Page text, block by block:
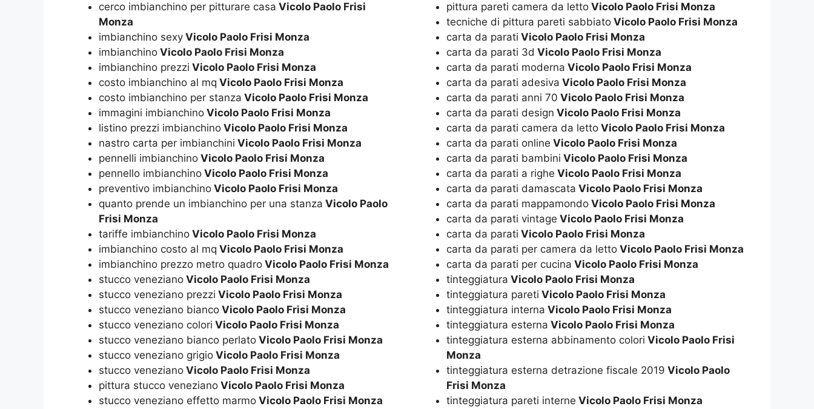
cerco imbianchino per pitturare casa Vicolo Paolo Frisi
Monza
imbianchino sexy Vicolo Paolo Frisi Monza
imbianchino Vicolo Paolo Frisi Monza
imbianchino prezzi Vicolo Paolo Frisi Monza
costo imbianchino al mq Vicolo Paolo Frisi Monza
costo imbianchino per stanza Vicolo Paolo Frisi Monza
immagini imbianchino Vicolo Paolo Frisi Monza
listino prezzi imbianchino Vicolo Paolo Frisi Monza
nastro carta per imbianchini Vicolo Paolo Frisi Monza
pennelli imbianchino Vicolo Paolo Frisi Monza
pennello imbianchino Vicolo Paolo Frisi Monza
preventivo imbianchino Vicolo Paolo Frisi Monza
quanto prende un imbianchino per una stanza Vicolo Paolo
Frisi Monza
tariffe imbianchino Vicolo Paolo Frisi Monza
imbianchino costo al mq Vicolo Paolo Frisi Monza
imbianchino prezzo metro quadro Vicolo Paolo Frisi Monza
stucco veneziano Vicolo Paolo Frisi Monza
stucco veneziano prezzi Vicolo Paolo Frisi Monza
stucco veneziano bianco Vicolo Paolo Frisi Monza
stucco veneziano colori Vicolo Paolo Frisi Monza
stucco veneziano bianco perlato Vicolo Paolo Frisi Monza
stucco veneziano grigio Vicolo Paolo Frisi Monza
stucco veneziano Vicolo Paolo Frisi Monza
pittura stucco veneziano Vicolo Paolo Frisi Monza
stucco veneziano effetto marmo Vicolo Paolo Frisi Monza
pittura pareti camera da letto Vicolo Paolo Frisi Monza
tecniche di pittura pareti sabbiato Vicolo Paolo Frisi Monza
carta da parati Vicolo Paolo Frisi Monza
carta da parati 3d Vicolo Paolo Frisi Monza
carta da parati moderna Vicolo Paolo Frisi Monza
carta da parati adesiva Vicolo Paolo Frisi Monza
carta da parati anni 70 Vicolo Paolo Frisi Monza
carta da parati design Vicolo Paolo Frisi Monza
carta da parati camera da letto Vicolo Paolo Frisi Monza
carta da parati online Vicolo Paolo Frisi Monza
carta da parati bambini Vicolo Paolo Frisi Monza
carta da parati a righe Vicolo Paolo Frisi Monza
carta da parati damascata Vicolo Paolo Frisi Monza
carta da parati mappamondo Vicolo Paolo Frisi Monza
carta da parati vintage Vicolo Paolo Frisi Monza
carta da parati Vicolo Paolo Frisi Monza
carta da parati per camera da letto Vicolo Paolo Frisi Monza
carta da parati per cucina Vicolo Paolo Frisi Monza
tinteggiatura Vicolo Paolo Frisi Monza
tinteggiatura pareti Vicolo Paolo Frisi Monza
tinteggiatura interna Vicolo Paolo Frisi Monza
tinteggiatura esterna Vicolo Paolo Frisi Monza
tinteggiatura esterna abbinamento colori Vicolo Paolo Frisi
Monza
tinteggiatura esterna detrazione fiscale 2019 Vicolo Paolo
Frisi Monza
tinteggiatura pareti interne Vicolo Paolo Frisi Monza